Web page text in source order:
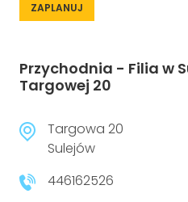
ZAPLANUJ
Przychodnia - Filia w
Targowej 20
Targowa 20
Sulejów
446162526